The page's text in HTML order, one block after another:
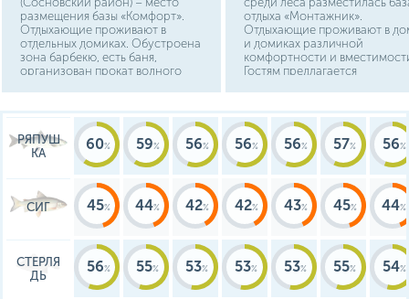
размещения базы «Комфорт».
Отдыхающие проживают в
отдельных домиках. Обустроена
зона барбекю, есть баня,
организован прокат водного
отдыха «Монтажник».
Отдыхающие проживают в
и домиках различной
комфортности и
Гостям предлагается
бильярдная, русская баня,
прокат спортинвентаря,
пляжного инвентаря, банных
принадлежностей.
РЯПУШ
КА
60 59 56 56 56 57 56
СИГ 45 44 42 42 43 45 44
СТЕРЛЯ
ДЬ
56 55 53 53 53 55 54